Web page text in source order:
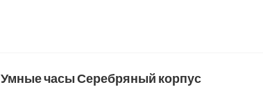
Умные часы Серебряный корпус